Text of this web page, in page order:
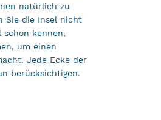
natürlich zu
Sie die Insel nicht
schon kennen,
um einen
Jede Ecke der
berücksichtigen.